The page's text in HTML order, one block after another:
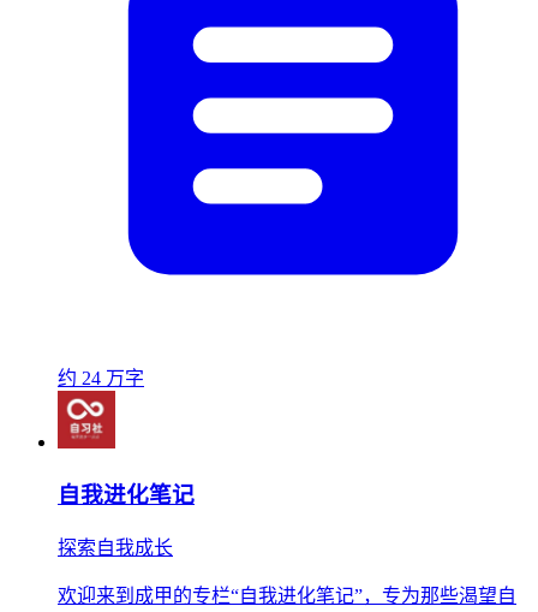
约 24 万字
自我进化笔记
探索自我成长
欢迎来到成甲的专栏“自我进化笔记”，专为那些渴望自